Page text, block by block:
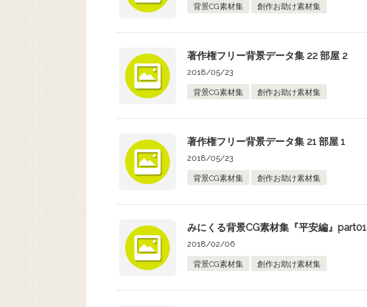
背景CG素材集 創作お助け素材集
著作権フリー背景データ集 22 部屋 2
2018/05/23
背景CG素材集 創作お助け素材集
著作権フリー背景データ集 21 部屋 1
2018/05/23
背景CG素材集 創作お助け素材集
みにくる背景CG素材集『平安編』part01
2018/02/06
背景CG素材集 創作お助け素材集